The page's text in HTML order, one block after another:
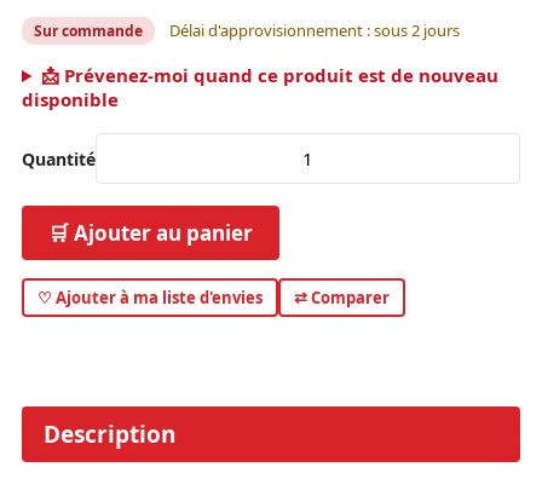
Sur commande Délai d'approvisionnement : sous 2 jours
📩 Prévenez-moi quand ce produit est de nouveau
disponible
Quantité
🛒 Ajouter au panier
♡ Ajouter à ma liste d'envies ⇄ Comparer
Description